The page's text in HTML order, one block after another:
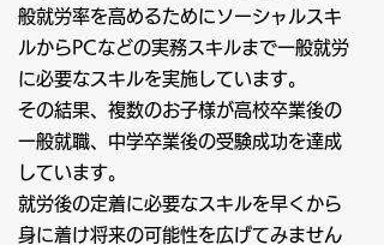
般就労率を高めるためにソーシャルスキ
ルからPCなどの実務スキルまで一般就労
に必要なスキルを実施しています。
その結果、複数のお子様が高校卒業後の
一般就職、中学卒業後の受験成功を達成
しています。
就労後の定着に必要なスキルを早くから
身に着け将来の可能性を広げてみません